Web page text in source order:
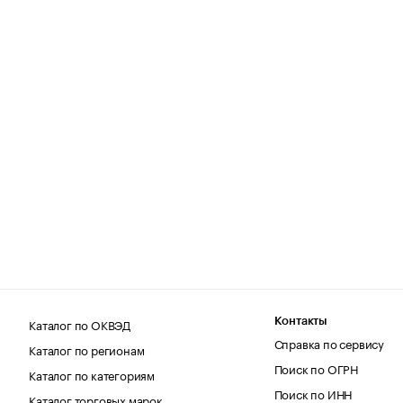
Каталог по ОКВЭД
Каталог по регионам
Каталог по категориям
Каталог торговых марок
Контакты
Справка по сервису
Поиск по ОГРН
Поиск по ИНН